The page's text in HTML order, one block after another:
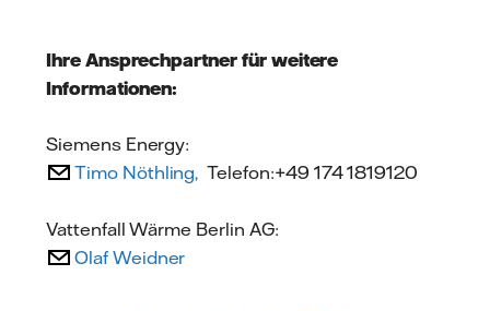
Ihre Ansprechpartner für weitere
Informationen:
Siemens Energy:
Timo Nöthling, Telefon:+49 174 1819120
Vattenfall Wärme Berlin AG:
Olaf Weidner